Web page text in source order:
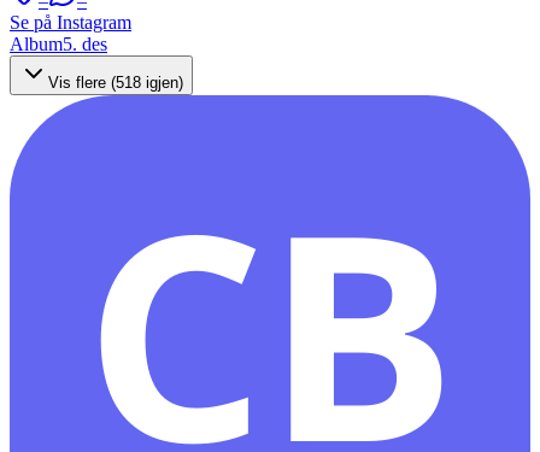
Se på Instagram
Album5. des
Vis flere (518 igjen)
CB